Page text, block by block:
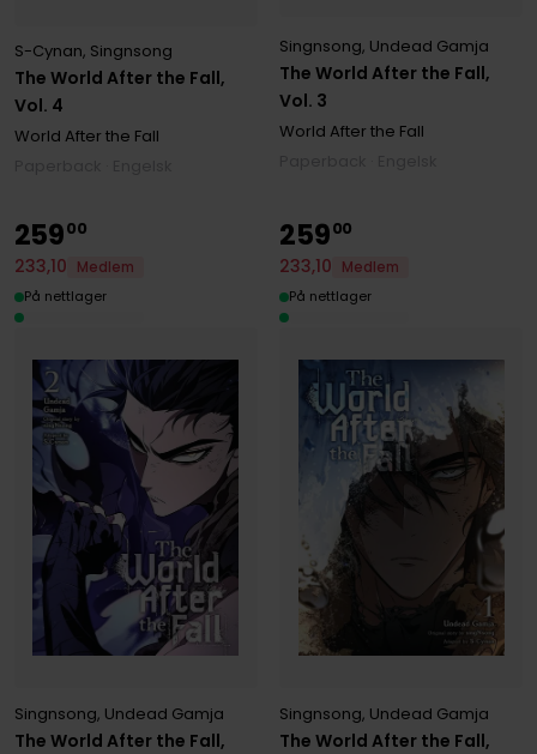
The World After the Fall,
Vol. 4
S-Cynan, Singnsong
World After the Fall
The World After the Fall,
Vol. 3
Singnsong, Undead Gamja
World After the Fall
The World After the Fall,
Singnsong, Undead Gamja
25900
233,10
Medlem
På nettlager
The World After the Fall,
Singnsong, Undead Gamja
25900
233,10
Medlem
På nettlager